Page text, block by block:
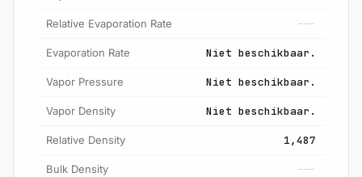
Relative Evaporation Rate ---
Evaporation Rate Niet beschikbaar.
Vapor Pressure Niet beschikbaar.
Vapor Density Niet beschikbaar.
Relative Density 1,487
Bulk Density ---